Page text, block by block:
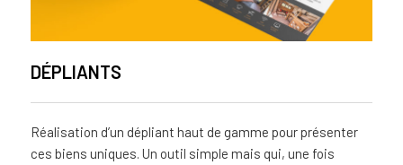
DÉPLIANTS
Réalisation d’un dépliant haut de gamme pour présenter
ces biens uniques. Un outil simple mais qui, une fois